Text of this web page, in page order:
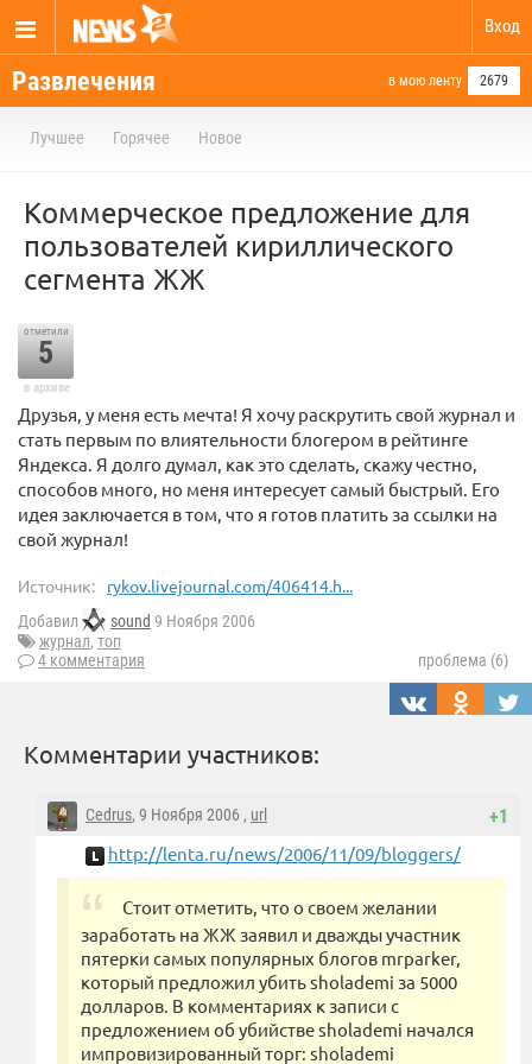
Вход
Развлечения в мою ленту 2679
Лучшее Горячее Новое
Коммерческое предложение для
пользователей кириллического
сегмента ЖЖ
отметили
5
в архиве
Друзья, у меня есть мечта! Я хочу раскрутить свой журнал и
стать первым по влиятельности блогером в рейтинге
Яндекса. Я долго думал, как это сделать, скажу честно,
способов много, но меня интересует самый быстрый. Его
идея заключается в том, что я готов платить за ссылки на
свой журнал!
Источник: rykov.livejournal.com/406414.h...
Добавил sound 9 Ноября 2006
журнал, топ
4 комментария
проблема (6)
Комментарии участников:
+1
Cedrus, 9 Ноября 2006 , url
http://lenta.ru/news/2006/11/09/bloggers/
Стоит отметить, что о своем желании
заработать на ЖЖ заявил и дважды участник
пятерки самых популярных блогов mrparker,
который предложил убить sholademi за 5000
долларов. В комментариях к записи с
предложением об убийстве sholademi начался
импровизированный торг: sholademi